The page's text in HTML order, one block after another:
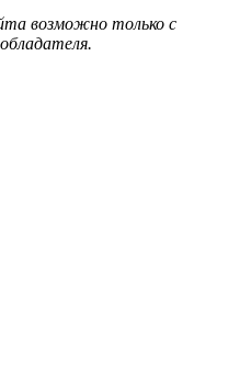
возможно только с